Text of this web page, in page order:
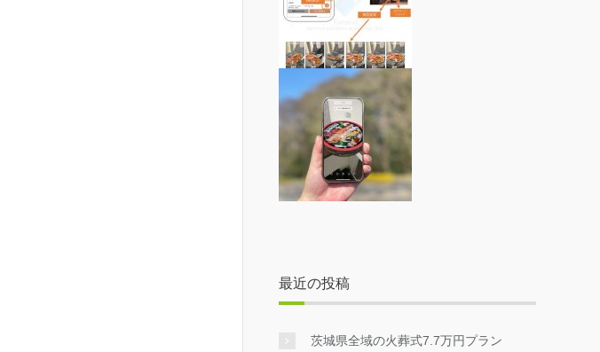
最近の投稿
茨城県全域の火葬式7.7万円プラン